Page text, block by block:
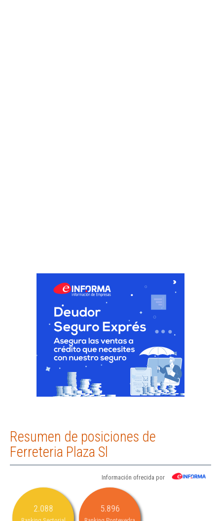
Resumen de posiciones de
Ferreteria Plaza Sl
Información ofrecida por
2.088 5.896